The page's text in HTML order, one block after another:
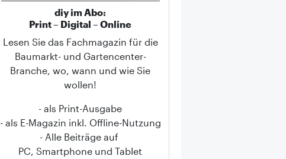
diy im Abo:
Print – Digital – Online
Lesen Sie das Fachmagazin für die
Baumarkt- und Gartencenter-
Branche, wo, wann und wie Sie
wollen!
- als Print-Ausgabe
- als E-Magazin inkl. Offline-Nutzung
- Alle Beiträge auf
PC, Smartphone und Tablet